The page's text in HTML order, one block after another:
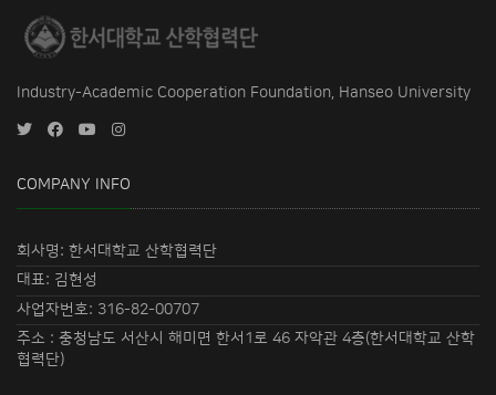
Industry-Academic Cooperation Foundation, Hanseo University
COMPANY INFO
회사명: 한서대학교 산학협력단
대표: 김현성
사업자번호: 316-82-00707
주소 : 충청남도 서산시 해미면 한서1로 46 자악관 4층(한서대학교 산학
협력단)